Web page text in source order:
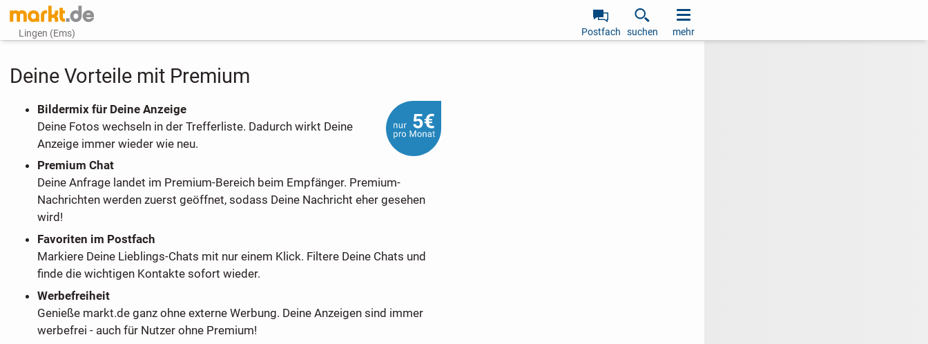
Lingen (Ems) Postfach suchen mehr
Deine Vorteile mit Premium
Bildermix für Deine Anzeige
Deine Fotos wechseln in der Trefferliste. Dadurch wirkt Deine
Anzeige immer wieder wie neu.
Premium Chat
Deine Anfrage landet im Premium-Bereich beim Empfänger. Premium-
Nachrichten werden zuerst geöffnet, sodass Deine Nachricht eher gesehen
wird!
Favoriten im Postfach
Markiere Deine Lieblings-Chats mit nur einem Klick. Filtere Deine Chats und
finde die wichtigen Kontakte sofort wieder.
Werbefreiheit
Genieße markt.de ganz ohne externe Werbung. Deine Anzeigen sind immer
werbefrei - auch für Nutzer ohne Premium!